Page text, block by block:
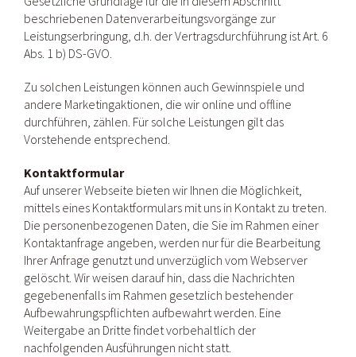
beschriebenen Datenverarbeitungsvorgänge zur
Leistungserbringung, d.h. der Vertragsdurchführung ist Art. 6
Abs. 1 b) DS-GVO.
Zu solchen Leistungen können auch Gewinnspiele und
andere Marketingaktionen, die wir online und offline
durchführen, zählen. Für solche Leistungen gilt das
Vorstehende entsprechend.
Kontaktformular
Auf unserer Webseite bieten wir Ihnen die Möglichkeit,
mittels eines Kontaktformulars mit uns in Kontakt zu treten.
Die personenbezogenen Daten, die Sie im Rahmen einer
Kontaktanfrage angeben, werden nur für die Bearbeitung
Ihrer Anfrage genutzt und unverzüglich vom Webserver
gelöscht. Wir weisen darauf hin, dass die Nachrichten
gegebenenfalls im Rahmen gesetzlich bestehender
Aufbewahrungspflichten aufbewahrt werden. Eine
Weitergabe an Dritte findet vorbehaltlich der
nachfolgenden Ausführungen nicht statt.